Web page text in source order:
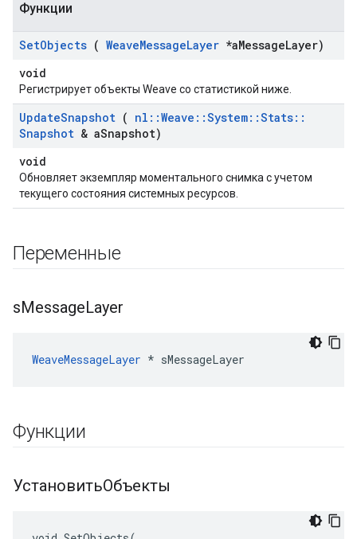
Функции
SetObjects ( WeaveMessageLayer *aMessageLayer)
void
Регистрирует объекты Weave со статистикой ниже.
UpdateSnapshot ( nl ::Weave ::System::Stats::
Snapshot & aSnapshot)
void
Обновляет экземпляр моментального снимка с учетом
текущего состояния системных ресурсов.
Переменные
sMessageLayer
WeaveMessageLayer * sMessageLayer
Функции
УстановитьОбъекты